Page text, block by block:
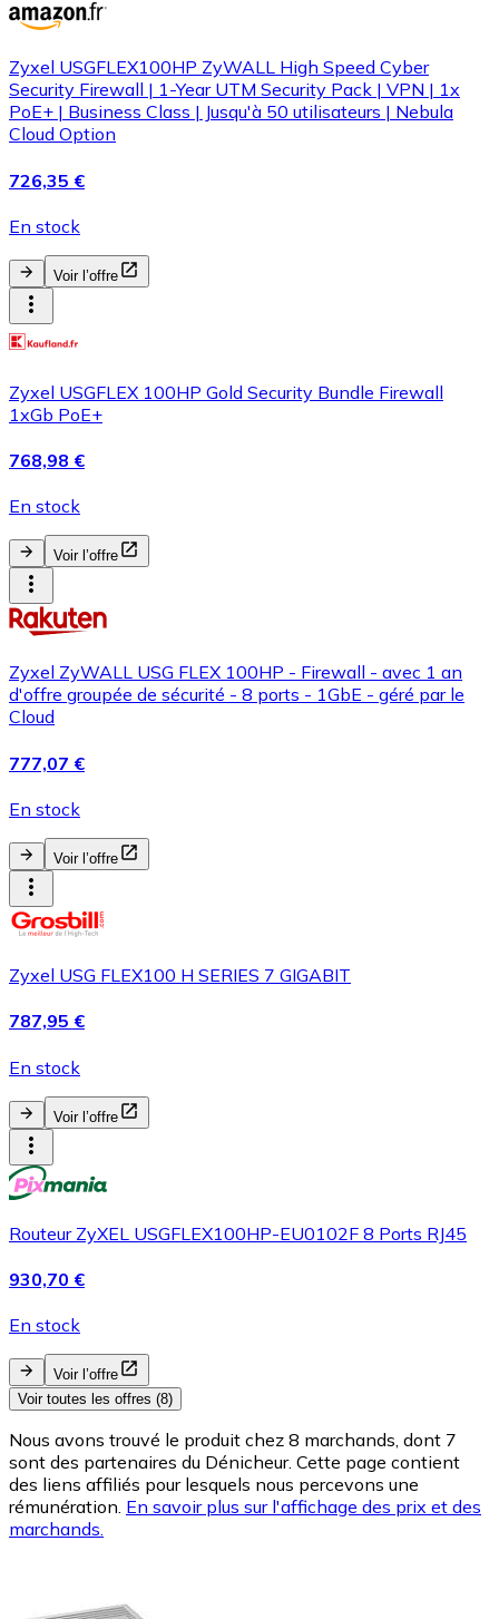
Zyxel USGFLEX100HP ZyWALL High Speed Cyber
Security Firewall | 1-Year UTM Security Pack | VPN | 1x
PoE+ | Business Class | Jusqu'à 50 utilisateurs | Nebula
Cloud Option
726,35 €
En stock
Voir l’offre
Zyxel USGFLEX 100HP Gold Security Bundle Firewall
1xGb PoE+
768,98 €
En stock
Voir l’offre
Zyxel ZyWALL USG FLEX 100HP - Firewall - avec 1 an
d'offre groupée de sécurité - 8 ports - 1GbE - géré par le
Cloud
777,07 €
En stock
Voir l’offre
Zyxel USG FLEX100 H SERIES 7 GIGABIT
787,95 €
En stock
Voir l’offre
Routeur ZyXEL USGFLEX100HP-EU0102F 8 Ports RJ45
930,70 €
En stock
Voir l’offre
Voir toutes les offres (8)
Nous avons trouvé le produit chez 8 marchands, dont 7
sont des partenaires du Dénicheur. Cette page contient
des liens affiliés pour lesquels nous percevons une
rémunération. En savoir plus sur l'affichage des prix et des
marchands.